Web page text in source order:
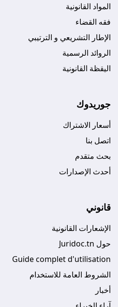
المواد القانونية
فقه القضاء
الإطار التشريعي و الترتيبي
الروائد الرسمية
اليقظة القانونية
جوريدوك
أسعار الاشتراك
اتصل بنا
بحث متقدم
أحدث الإصدارات
قانوني
الإشعارات القانونية
حول Juridoc.tn
Guide complet d'utilisation
الشروط العامة للاستخدام
أخبار